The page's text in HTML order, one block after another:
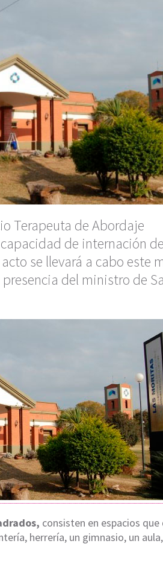
Terapeuta de Abordaje
de internación
se llevará a cabo este
del ministro de
consisten en espacios que
herrería, un gimnasio, un